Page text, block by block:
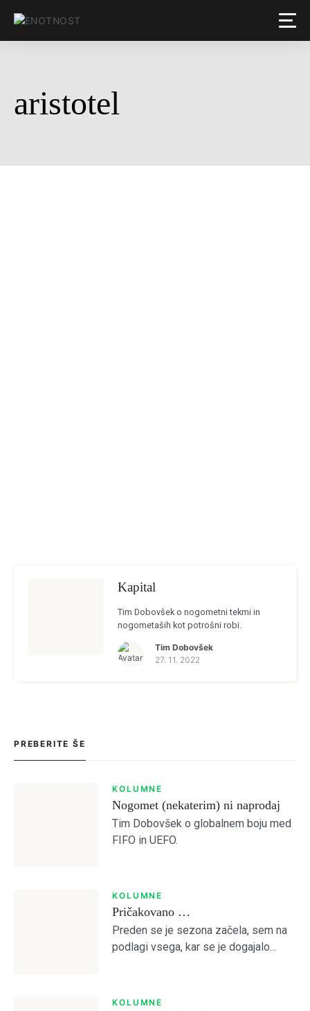
aristotel
Kapital
Tim Dobovšek o nogometni tekmi in
nogometaših kot potrošni robi.
Tim Dobovšek
27. 11. 2022
PREBERITE ŠE
KOLUMNE
Nogomet (nekaterim) ni naprodaj
Tim Dobovšek o globalnem boju med
FIFO in UEFO.
KOLUMNE
Pričakovano …
Preden se je sezona začela, sem na
podlagi vsega, kar se je dogajalo
Otvoritvena tekma z Bravom je to […]
KOLUMNE
Login